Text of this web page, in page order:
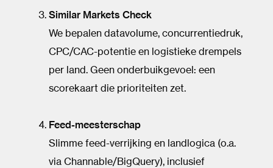
Similar Markets Check
We bepalen datavolume, concurrentiedruk,
CPC/CAC-potentie en logistieke drempels
per land. Geen onderbuikgevoel: een
scorekaart die prioriteiten zet.
Feed-meesterschap
Slimme feed-verrijking en landlogica (o.a.
via Channable/BigQuery), inclusief